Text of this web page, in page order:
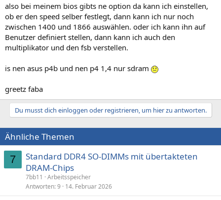
also bei meinem bios gibts ne option da kann ich einstellen,
ob er den speed selber festlegt, dann kann ich nur noch
zwischen 1400 und 1866 auswählen. oder ich kann ihn auf
Benutzer definiert stellen, dann kann ich auch den
multiplikator und den fsb verstellen.
is nen asus p4b und nen p4 1,4 nur sdram
greetz faba
Du musst dich einloggen oder registrieren, um hier zu antworten.
Ähnliche Themen
7
Standard DDR4 SO-DIMMs mit übertakteten
DRAM-Chips
7bb11
Arbeitsspeicher
Antworten 9 14. Februar 2026